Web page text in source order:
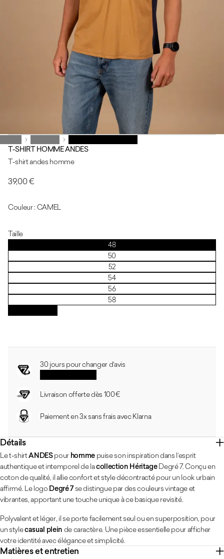
Homme
Homme
T-SHIRT HOMME ANDES
T-shirt andes homme
39,00 €
Couleur : CAMEL
Taille
48
50
52
54
56
58
30 jours pour changer d’avis
Livraison offerte dès 100 €
Paiement en 3x sans frais avec Klarna
Détails
Le t-shirtANDESpour homme puise son inspiration dans l’esprit
authentique et intemporel de lacollection HéritageDegré 7. Conçu en
coton de qualité, il allie confort et style décontracté pour un look urbain
affirmé. Le logo Degré 7se distingue par des couleurs vintage et
vibrantes, apportant une touche unique à ce basique revisité.
Polyvalent et léger, il se porte facilement seul ou en superposition, pour
un stylecasual plein de caractère. Une pièce essentielle pour afficher
votre identité avec élégance et simplicité.
Matières et entretien